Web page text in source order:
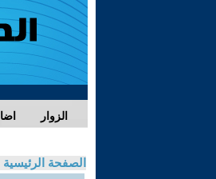
الزوار
الصفحة الرئيسية